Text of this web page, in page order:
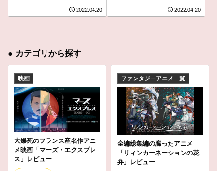
2022.04.20 2022.04.20
● カテゴリから探す
映画
大爆死のフランス産名作アニ
メ映画「マーズ・エクスプレ
ス」レビュー
ファンタジーアニメ一覧
全編総集編の腐ったアニメ
「リィンカーネーションの花
弁」レビュー